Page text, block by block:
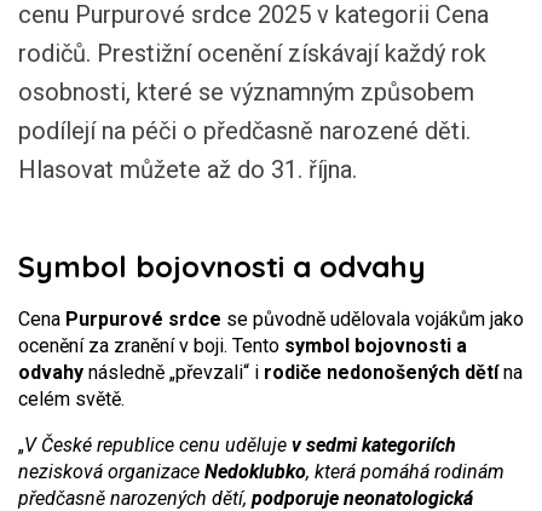
cenu Purpurové srdce 2025 v kategorii Cena
rodičů. Prestižní ocenění získávají každý rok
osobnosti, které se významným způsobem
podílejí na péči o předčasně narozené děti.
Hlasovat můžete až do 31. října.
Symbol bojovnosti a odvahy
Cena Purpurové srdce se původně udělovala vojákům jako
ocenění za zranění v boji. Tento symbol bojovnosti a
odvahy následně „převzali“ i rodiče nedonošených dětína
celém světě.
„V České republice cenu uděluje v sedmi kategoriích
nezisková organizace Nedoklubko, která pomáhá rodinám
předčasně narozených dětí, podporuje neonatologická